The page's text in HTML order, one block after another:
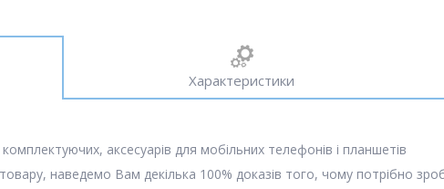
Характеристики
аксесуарів для мобільних телефонів і планшетів
наведемо Вам декілька 100% доказів того, чому потрібно